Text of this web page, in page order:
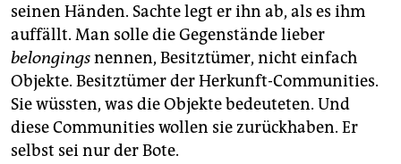
seinen Händen. Sachte legt er ihn ab, als es ihm
auffällt. Man solle die Gegenstände lieber
belongingsnennen, Besitztümer, nicht einfach
Objekte. Besitz­tümer der Herkunft-Communities.
Sie wüssten, was die Objekte bedeuteten. Und
diese Communities wollen sie zurückhaben. Er
selbst sei nur der Bote.